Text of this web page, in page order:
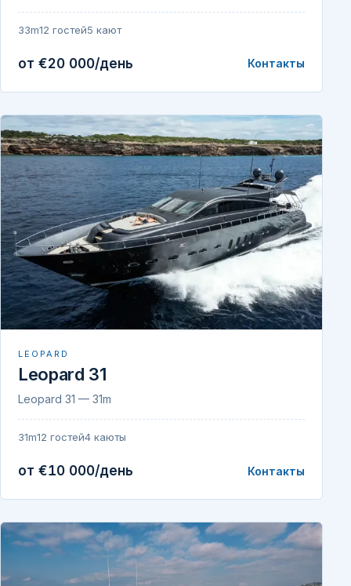
33m12 гостей5 кают
от €20 000/день Контакты
LEOPARD
Leopard 31
Leopard 31 — 31m
31m12 гостей4 каюты
от €10 000/день Контакты